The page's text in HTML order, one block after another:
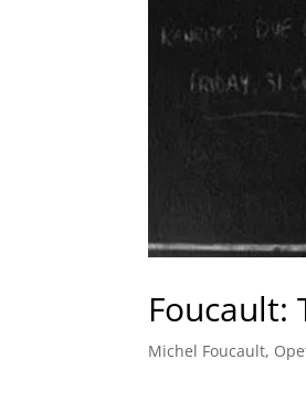
Foucault:
Michel Foucault,